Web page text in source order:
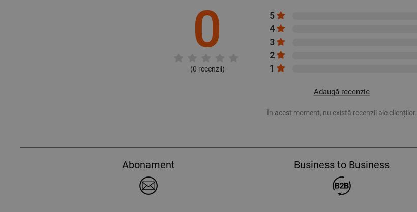
0
(0 recenzii)
5
4
3
2
1
Adaugă recenzie
În acest moment, nu există recenzii ale clienților.
Abonament Business to Business